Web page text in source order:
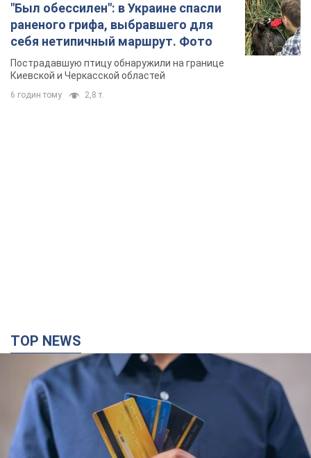
"Был обессилен": в Украине спасли
раненого грифа, выбравшего для
себя нетипичный маршрут. Фото
Пострадавшую птицу обнаружили на границе
Киевской и Черкасской областей
6 годин тому 2,8 т.
TOP NEWS